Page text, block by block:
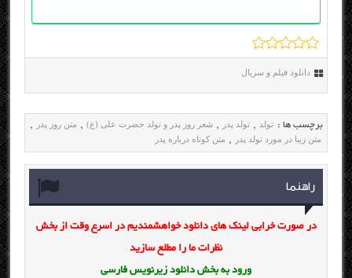
دانلود فیلم و سریال
برچسب ها : تولد , تولد پدر , شعر روز پدر و تولد حضرت علی (ع) , متن روز پدر ,
متن زیبا در مورد تولد پدر , متن کوتاه درباره پدر
راهنما
در صورت خرابی لینک های دانلود خواهشمندیم در اسرع وقت از بخش
نظرات ما را مطلع سازید
ورود به بخش دانلود زیرنویس فارسی